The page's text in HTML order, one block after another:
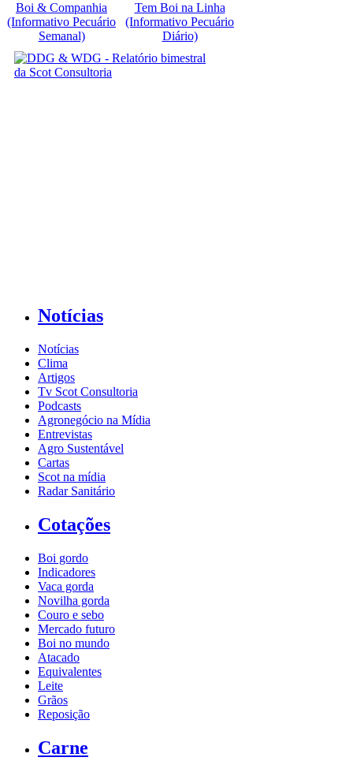
Boi & Companhia
(Informativo Pecuário
Semanal)
Tem Boi na Linha
(Informativo Pecuário
Diário)
Notícias
Notícias
Clima
Artigos
Tv Scot Consultoria
Podcasts
Agronegócio na Mídia
Entrevistas
Agro Sustentável
Cartas
Scot na mídia
Radar Sanitário
Cotações
Boi gordo
Indicadores
Vaca gorda
Novilha gorda
Couro e sebo
Mercado futuro
Boi no mundo
Atacado
Equivalentes
Leite
Grãos
Reposição
Carne